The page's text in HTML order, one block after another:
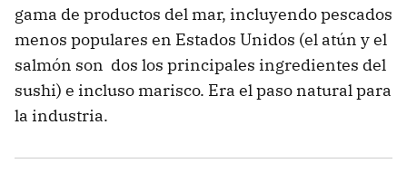
gama de productos del mar, incluyendo pescados
menos populares en Estados Unidos (el atún y el
salmón son dos los principales ingredientes del
sushi) e incluso marisco. Era el paso natural para
la industria.